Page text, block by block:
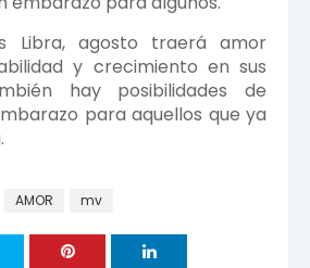
Libra, agosto traerá amor
y crecimiento en sus
hay posibilidades de
para aquellos que ya
AMOR mv